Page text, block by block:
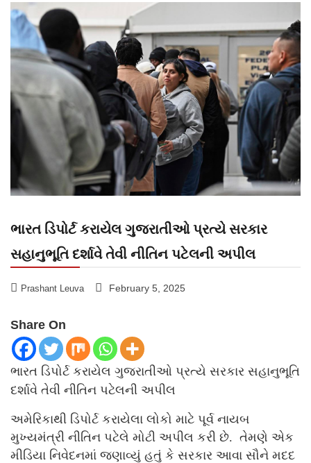
ભારત ડિપોર્ટ કરાયેલ ગુજરાતીઓ પ્રત્યે સરકાર
સહાનુભૂતિ દર્શાવે તેવી નીતિન પટેલની અપીલ
Prashant Leuva February 5, 2025
Share On
ભારત ડિપોર્ટ કરાયેલ ગુજરાતીઓ પ્રત્યે સરકાર સહાનુભૂતિ
દર્શાવે તેવી નીતિન પટેલની અપીલ
અમેરિકાથી ડિપોર્ટ કરાયેલા લોકો માટે પૂર્વ નાયબ
મુખ્યમંત્રી નીતિન પટેલે મોટી અપીલ કરી છે. તેમણે એક
મીડિયા નિવેદનમાં જણાવ્યું હતું કે સરકાર આવા સૌને મદદ